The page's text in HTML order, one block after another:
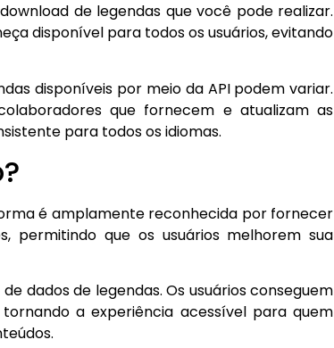
de legendas que você pode realizar.
disponível para todos os usuários, evitando
disponíveis por meio da API podem variar.
que fornecem e atualizam as
para todos os idiomas.
é amplamente reconhecida por fornecer
permitindo que os usuários melhorem sua
dados de legendas. Os usuários conseguem
a experiência acessível para quem